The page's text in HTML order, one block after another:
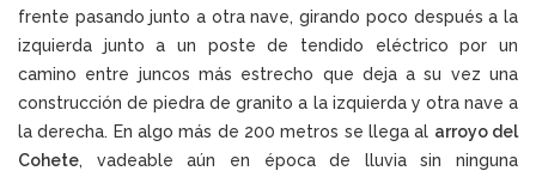
frente pasando junto a otra nave, girando poco después a la
izquierda junto a un poste de tendido eléctrico por un
camino entre juncos más estrecho que deja a su vez una
construcción de piedra de granito a la izquierda y otra nave a
la derecha. En algo más de 200 metros se llega al arroyo del
Cohete, vadeable aún en época de lluvia sin ninguna